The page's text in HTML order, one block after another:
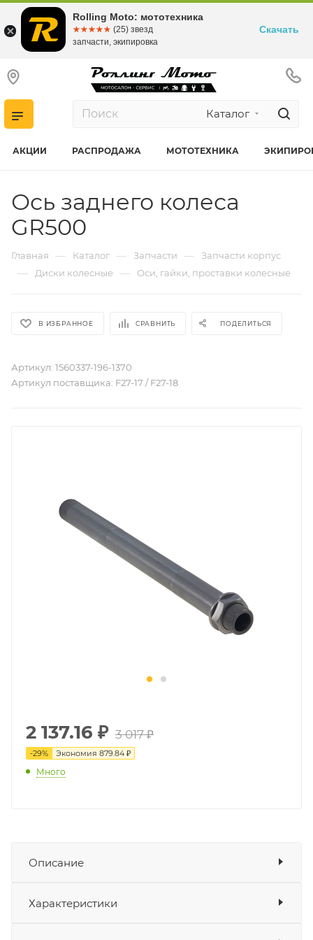
Каталог
АКЦИИ РАСПРОДАЖА МОТОТЕХНИКА
Ось заднего колеса
GR500
Главная — Каталог — Запчасти — Запчасти корпус
— Диски колесные — Оси, гайки, проставки колесные
В ИЗБРАННОЕ СРАВНИТЬ ПОДЕЛИТЬСЯ
Артикул: 1560337-196-1370
Артикул поставщика: F27-17 / F27-18
2 137.16 ₽ 3 017 ₽
-29% Экономия 879.84 ₽
Много
Описание
Ось заднего колеса GR500
Показать описание
Характеристики
Rolling Moto: мототехника
☆☆☆☆☆
★★★★★ (25) звезд
запчасти, экипировка
Скачать